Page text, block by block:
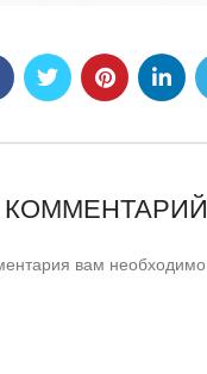
вам необходимо